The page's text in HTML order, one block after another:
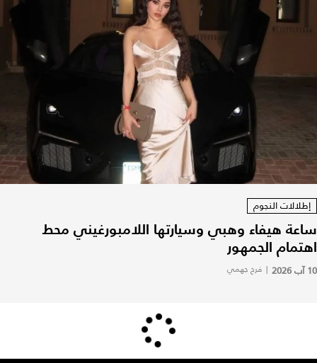
إطلالات النجوم
ساعة هيفاء وهبي وسيارتها اللامبورغيني محط
اهتمام الجمهور
10 آب 2026 | فرح جهمي